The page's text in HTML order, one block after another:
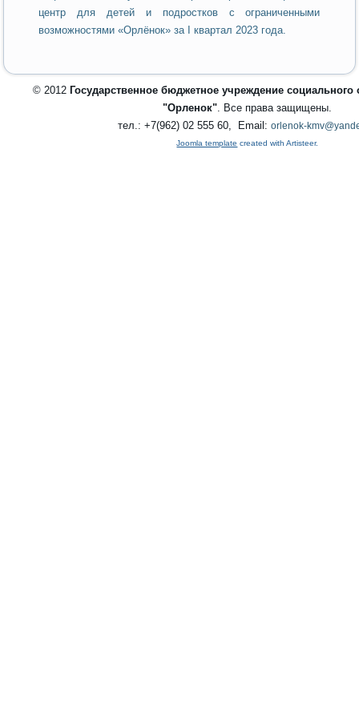
центр для детей и подростков с ограниченными
возможностями «Орлёнок» за I квартал 2023 года.
© 2012 Государственное бюджетное учреждение
"Орленок" . Все права защищены.
тел.: +7(962) 02 555 60, Email: orlenok-
Joomla template created with Artisteer.